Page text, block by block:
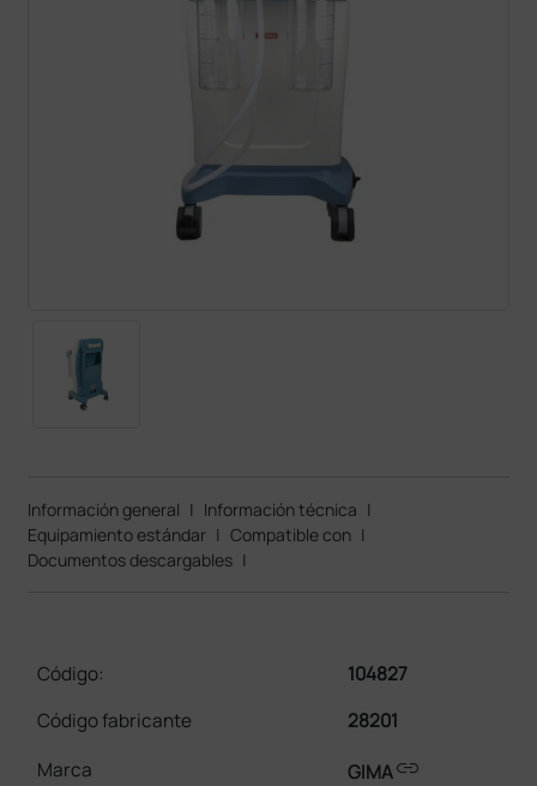
Información general | Información técnica |
Equipamiento estándar | Compatible con |
Documentos descargables |
Código:
104827
Código fabricante
28201
Marca
GIMAlink